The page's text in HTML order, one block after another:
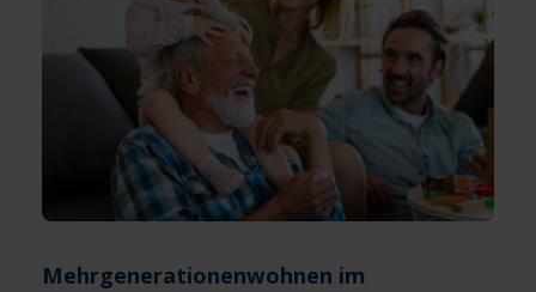
Mehrgenerationenwohnen im